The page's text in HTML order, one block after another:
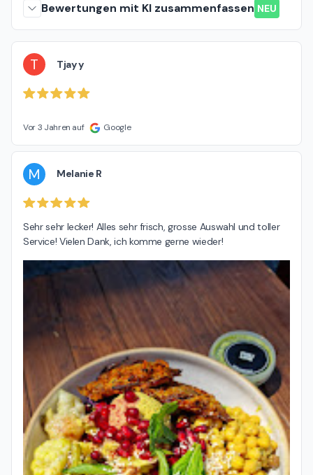
Bewertungen mit KI zusammenfassen NEU
T Tjay y
Vor 3 Jahren auf Google
M Melanie R
Sehr sehr lecker! Alles sehr frisch, grosse Auswahl und toller
Service! Vielen Dank, ich komme gerne wieder!